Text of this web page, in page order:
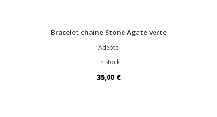
Bracelet chaine Stone Agate verte
Adepte
En stock
35,00 €